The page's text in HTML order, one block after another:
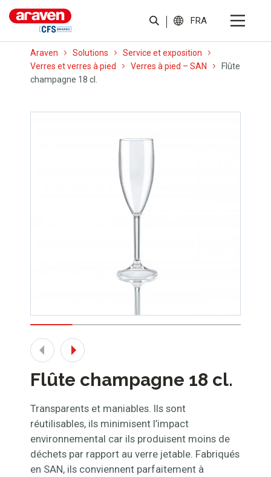
FRA
Araven Solutions
Service et exposition
Verres et verres à pied
Verres à pied – SAN
Flûte
champagne 18 cl.
Flûte champagne 18 cl.
Transparents et maniables. Ils sont
réutilisables, ils minimisent l’impact
environnemental car ils produisent moins de
déchets par rapport au verre jetable. Fabriqués
en SAN, ils conviennent parfaitement à